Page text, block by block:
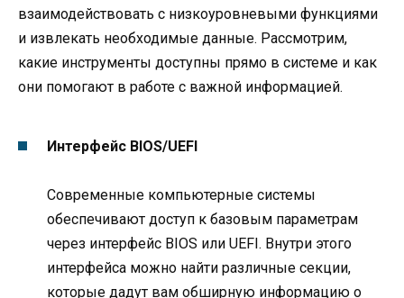
взаимодействовать с низкоуровневыми функциями
и извлекать необходимые данные. Рассмотрим,
какие инструменты доступны прямо в системе и как
они помогают в работе с важной информацией.
Интерфейс BIOS/UEFI
Современные компьютерные системы
обеспечивают доступ к базовым параметрам
через интерфейс BIOS или UEFI. Внутри этого
интерфейса можно найти различные секции,
которые дадут вам обширную информацию о